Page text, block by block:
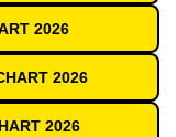
2026
2026
2026